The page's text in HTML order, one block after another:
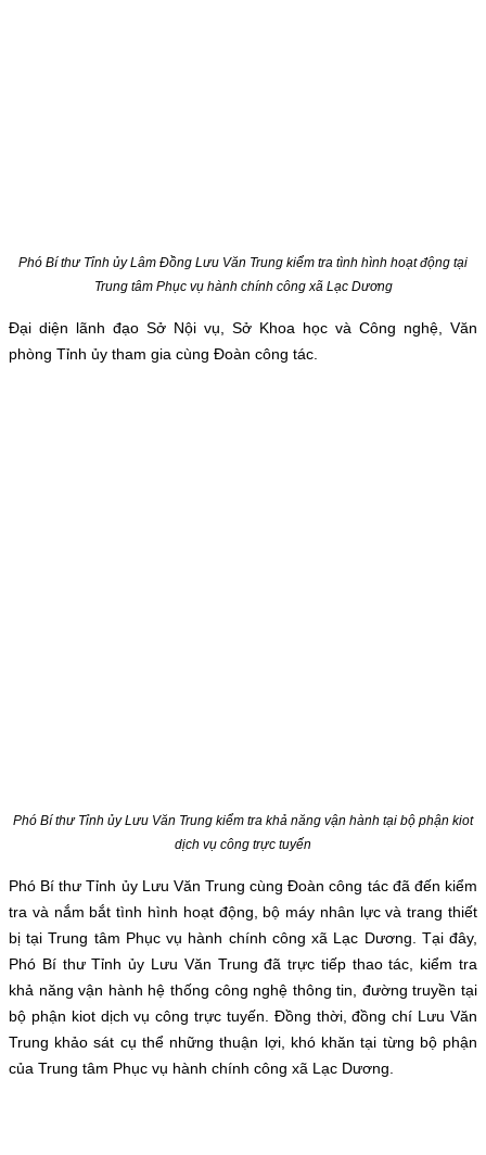
Phó Bí thư Tỉnh ủy Lâm Đồng Lưu Văn Trung kiểm tra tình hình hoạt động tại
Trung tâm Phục vụ hành chính công xã Lạc Dương
Đại diện lãnh đạo Sở Nội vụ, Sở Khoa học và Công nghệ, Văn
phòng Tỉnh ủy tham gia cùng Đoàn công tác.
Phó Bí thư Tỉnh ủy Lưu Văn Trung kiểm tra khả năng vận hành tại bộ phận kiot
dịch vụ công trực tuyến
Phó Bí thư Tỉnh ủy Lưu Văn Trung cùng Đoàn công tác đã đến kiểm
tra và nắm bắt tình hình hoạt động, bộ máy nhân lực và trang thiết
bị tại Trung tâm Phục vụ hành chính công xã Lạc Dương. Tại đây,
Phó Bí thư Tỉnh ủy Lưu Văn Trung đã trực tiếp thao tác, kiểm tra
khả năng vận hành hệ thống công nghệ thông tin, đường truyền tại
bộ phận kiot dịch vụ công trực tuyến. Đồng thời, đồng chí Lưu Văn
Trung khảo sát cụ thể những thuận lợi, khó khăn tại từng bộ phận
của Trung tâm Phục vụ hành chính công xã Lạc Dương.